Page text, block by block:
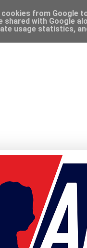
from Google
shared with Google
usage statistics,